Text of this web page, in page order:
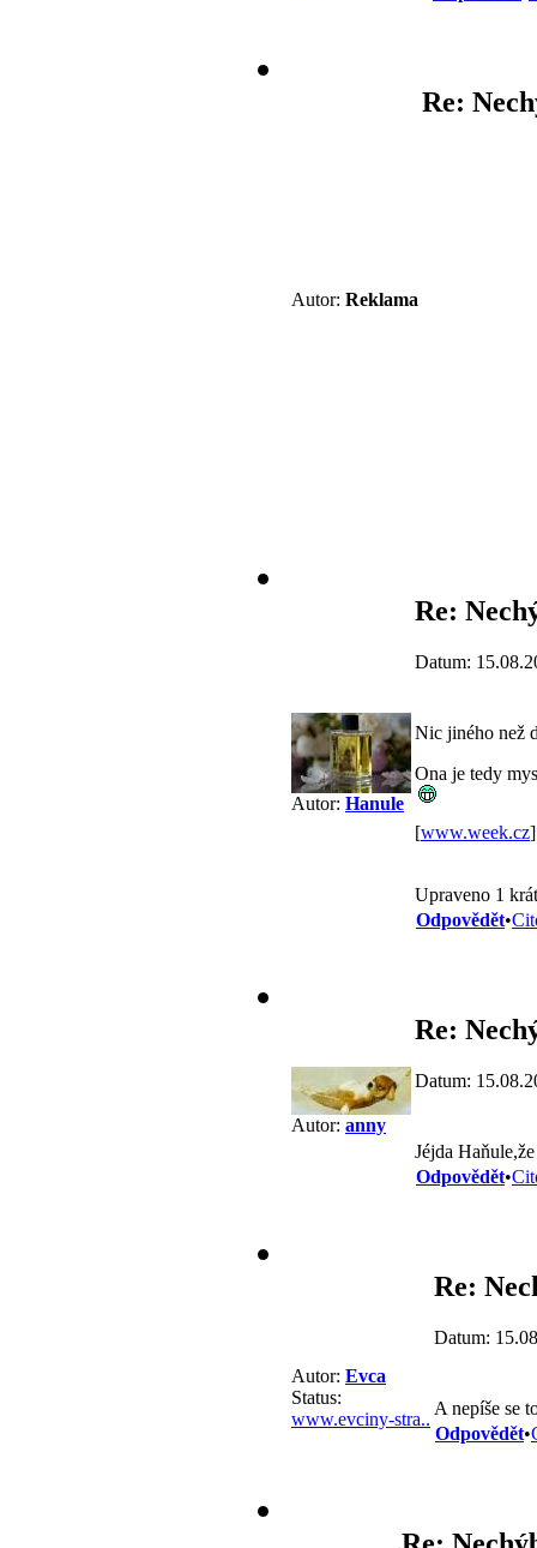
Autor: Reklama
Re:
Autor: Hanule
Re:
Datum:
Nic jiného než
Ona je tedy
[www.week.cz]
Upraveno 1
Odpovědět•
Autor: anny
Re:
Datum:
Jéjda
Odpovědět•
Autor: Evca
Status:
www.evciny-stra..
Re:
Datum:
A nepíše se
Odpovědět•